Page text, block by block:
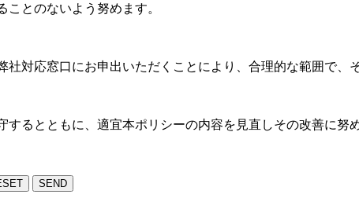
とのないよう努めます。
対応窓口にお申出いただくことにより、合理的な範囲で、
るとともに、適宜本ポリシーの内容を見直しその改善に努め
SEND